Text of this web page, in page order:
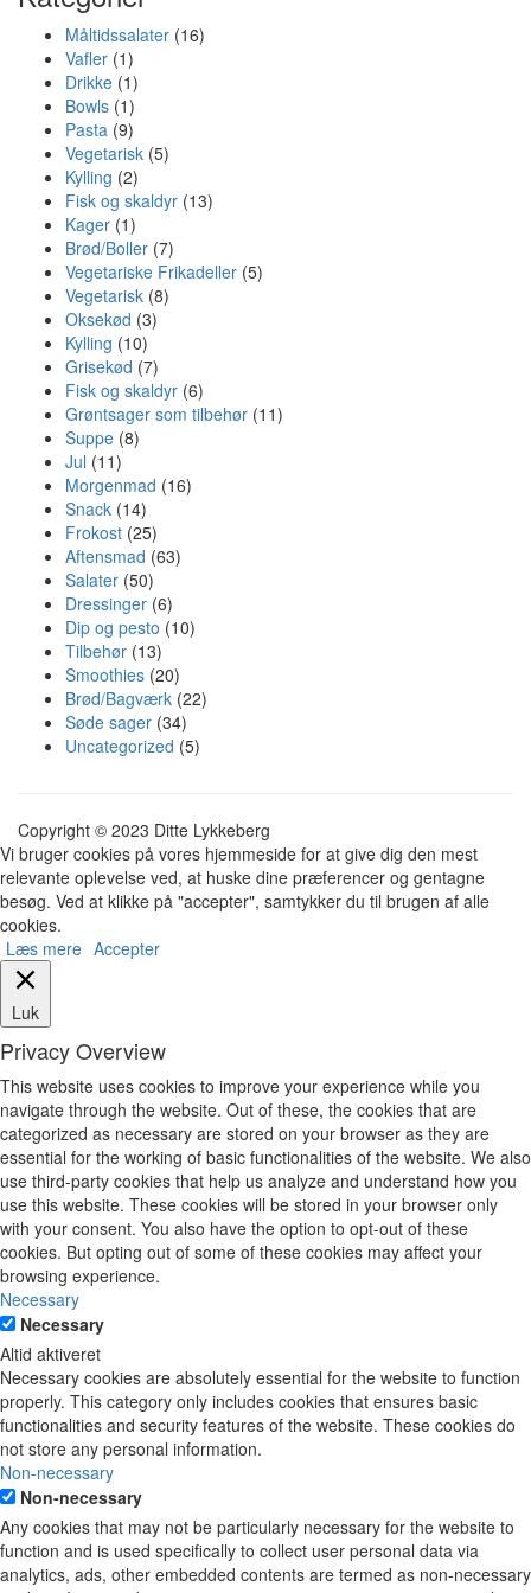
Måltidssalater (16)
Vafler (1)
Drikke (1)
Bowls (1)
Pasta (9)
Vegetarisk (5)
Kylling (2)
Fisk og skaldyr (13)
Kager (1)
Brød/Boller (7)
Vegetariske Frikadeller (5)
Vegetarisk (8)
Oksekød (3)
Kylling (10)
Grisekød (7)
Fisk og skaldyr (6)
Grøntsager som tilbehør (11)
Suppe (8)
Jul (11)
Morgenmad (16)
Snack (14)
Frokost (25)
Aftensmad (63)
Salater (50)
Dressinger (6)
Dip og pesto (10)
Tilbehør (13)
Smoothies (20)
Brød/Bagværk (22)
Søde sager (34)
Uncategorized (5)
Copyright © 2023 Ditte Lykkeberg
Vi bruger cookies på vores hjemmeside for at give dig den mest
relevante oplevelse ved, at huske dine præferencer og gentagne
besøg. Ved at klikke på "accepter", samtykker du til brugen af alle
cookies.
Læs mere Accepter
Luk
Privacy Overview
This website uses cookies to improve your experience while you
navigate through the website. Out of these, the cookies that are
categorized as necessary are stored on your browser as they are
essential for the working of basic functionalities of the website. We also
use third-party cookies that help us analyze and understand how you
use this website. These cookies will be stored in your browser only
with your consent. You also have the option to opt-out of these
cookies. But opting out of some of these cookies may affect your
browsing experience.
Necessary
Necessary
Altid aktiveret
Necessary cookies are absolutely essential for the website to function
properly. This category only includes cookies that ensures basic
functionalities and security features of the website. These cookies do
not store any personal information.
Non-necessary
Non-necessary
Any cookies that may not be particularly necessary for the website to
function and is used specifically to collect user personal data via
analytics, ads, other embedded contents are termed as non-necessary